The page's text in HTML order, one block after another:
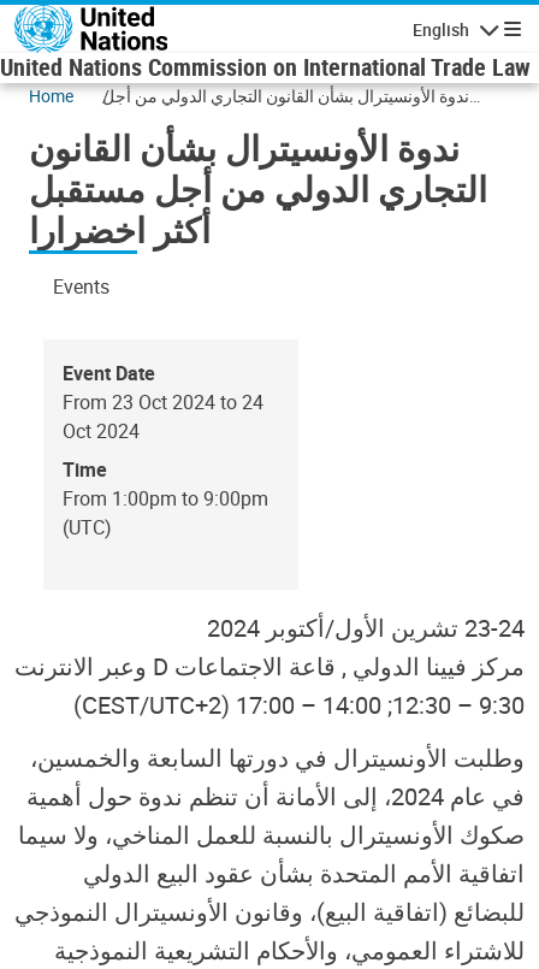
Skip to main content
English
United Nations Commission on International Trade Law
Home
ندوة الأونسيترال بشأن القانون التجاري الدولي من أجل
مستقبل أكثر اخضرارا
ندوة الأونسيترال بشأن القانون
التجاري الدولي من أجل مستقبل
أكثر اخضرارا
Events
Event Date
From 23 Oct 2024 to 24
Oct 2024
Time
From 1:00pm to 9:00pm
(UTC)
23-24 تشرين الأول/أكتوبر 2024
مركز فيينا الدولي , قاعة الاجتماعات D وعبر الانترنت
9:30 – 12:30; 14:00 – 17:00 (CEST/UTC+2)
وطلبت الأونسيترال في دورتها السابعة والخمسين،
في عام 2024، إلى الأمانة أن تنظم ندوة حول أهمية
صكوك الأونسيترال بالنسبة للعمل المناخي، ولا سيما
اتفاقية الأمم المتحدة بشأن عقود البيع الدولي
للبضائع (اتفاقية البيع)، وقانون الأونسيترال النموذجي
للاشتراء العمومي، والأحكام التشريعية النموذجية